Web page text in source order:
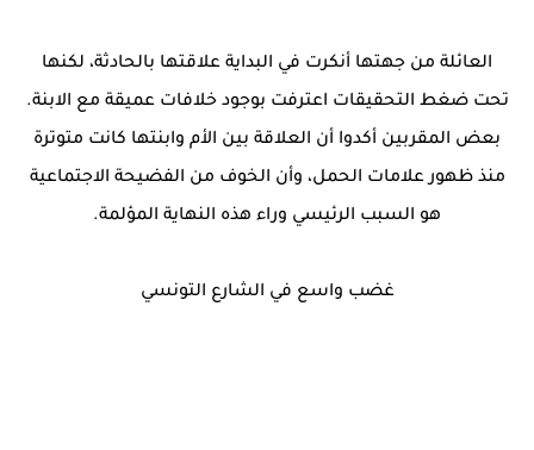
العائلة من جهتها أنكرت في البداية علاقتها بالحادثة، لكنها
تحت ضغط التحقيقات اعترفت بوجود خلافات عميقة مع الابنة.
بعض المقربين أكدوا أن العلاقة بين الأم وابنتها كانت متوترة
منذ ظهور علامات الحمل، وأن الخوف من الفضيحة الاجتماعية
هو السبب الرئيسي وراء هذه النهاية المؤلمة.
غضب واسع في الشارع التونسي